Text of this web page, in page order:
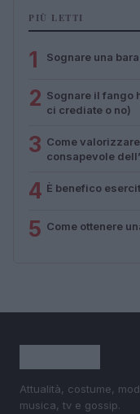
PIÙ LETTI
1 Sognare una
2 Sognare il fango
ci crediate o no)
3 Come
consapevole
4 È benefico
5 Come ottenere
Attualità, costume,
musica, tv e gossip.